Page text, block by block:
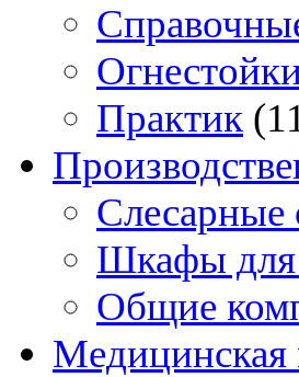
Практик
Слесарные
Шкафы для
Общие
Медицинская